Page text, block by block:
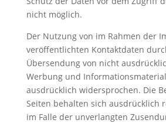
nicht möglich.
Der Nutzung von im Rahmen der
veröffentlichten Kontaktdaten
Übersendung von nicht
Werbung und
ausdrücklich widersprochen. Die
Seiten behalten sich ausdrücklich
im Falle der unverlangten